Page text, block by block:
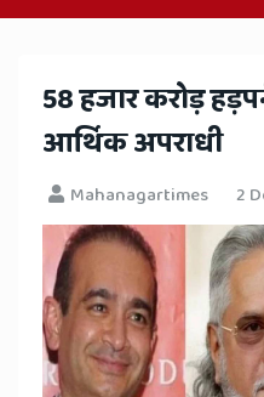
Hindi
News,
Hindi
Samachar,
Jaipur
Rajasthan
News
58 हजार करोड़
आर्थिक अपराधी
Mahanagartimes 2